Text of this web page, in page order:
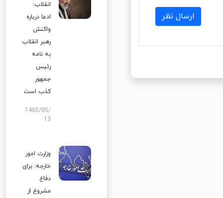
ارسال نظر
انقلاب:
ادعا درباره
واکنش
رهبر انقلاب
به نامه
رئیس
جمهور
کذب است
1405/05/
13
وزارت امور
خارجه: برای
دفاع
مشروع از